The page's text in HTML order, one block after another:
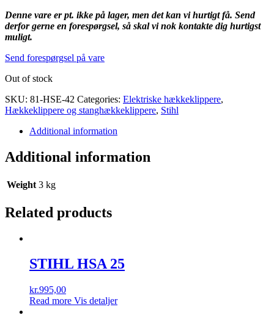
Denne vare er pt. ikke på lager, men det kan vi hurtigt få. Send
derfor gerne en forespørgsel, så skal vi nok kontakte dig hurtigst
muligt.
Send forespørgsel på vare
Out of stock
SKU: 81-HSE-42 Categories: Elektriske hækkeklippere,
Hækkeklippere og stanghækkeklippere, Stihl
Additional information
Additional information
Weight 3 kg
Related products
STIHL HSA 25
kr.995,00
Read more Vis detaljer